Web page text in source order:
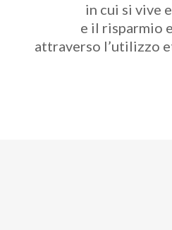
in cui si vive
e il risparmio
attraverso l’utilizzo